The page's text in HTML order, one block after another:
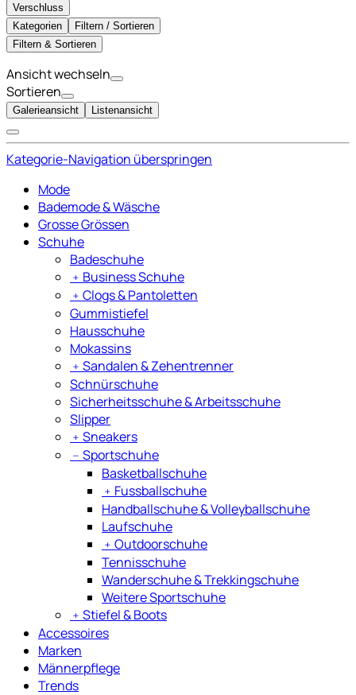
Verschluss
Kategorien
Filtern / Sortieren
Filtern & Sortieren
Ansicht wechseln
Sortieren
Galerieansicht Listenansicht
Kategorie-Navigation überspringen
Mode
Bademode & Wäsche
Grosse Grössen
Schuhe
Badeschuhe
﹢ Business Schuhe
﹢ Clogs & Pantoletten
Gummistiefel
Hausschuhe
Mokassins
﹢ Sandalen & Zehentrenner
Schnürschuhe
Sicherheitsschuhe & Arbeitsschuhe
Slipper
﹢ Sneakers
﹣ Sportschuhe
Basketballschuhe
﹢ Fussballschuhe
Handballschuhe & Volleyballschuhe
Laufschuhe
﹢ Outdoorschuhe
Tennisschuhe
Wanderschuhe & Trekkingschuhe
Weitere Sportschuhe
﹢ Stiefel & Boots
Accessoires
Marken
Männerpflege
Trends